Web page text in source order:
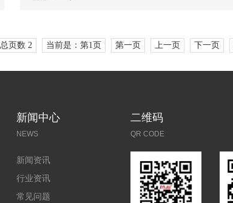
总页数 2 当前是：第1页 第一页 上一页 下一页
新闻中心
NEWS
新闻资讯
行业资讯
常见问题
二维码
QR CODE